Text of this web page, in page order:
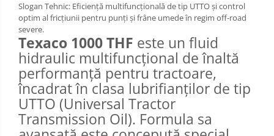
Slogan Tehnic: Eficiență multifuncțională de tip UTTO și control
optim al fricțiunii pentru punți și frâne umede în regim off-road
severe.
Texaco 1000 THF este un fluid
hidraulic multifuncțional de înaltă
performanță pentru tractoare,
încadrat în clasa lubrifianților de tip
UTTO (Universal Tractor
Transmission Oil). Formula sa